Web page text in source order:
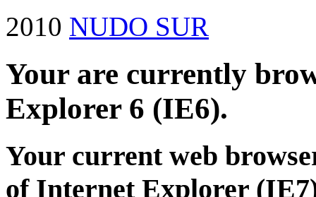
2010 NUDO SUR
Your are currently
Explorer 6 (IE6).
Your current web
of Internet Explorer